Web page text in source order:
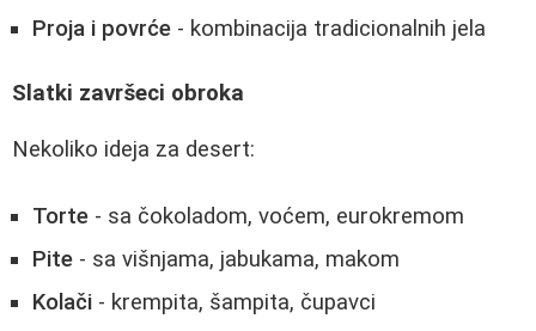
Proja i povrće - kombinacija tradicionalnih jela
Slatki završeci obroka
Nekoliko ideja za desert:
Torte - sa čokoladom, voćem, eurokremom
Pite - sa višnjama, jabukama, makom
Kolači - krempita, šampita, čupavci